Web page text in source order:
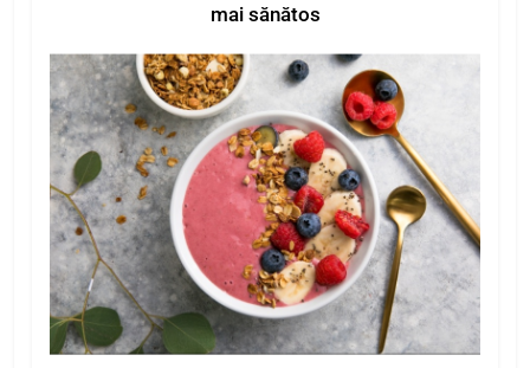
mai sănătos